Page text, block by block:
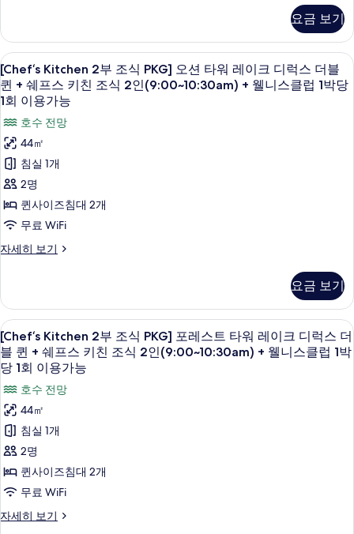
모
두
보
기
세
히
보
기
스
디
럭
스
블
퀸
(전
망
제
한)
사
모
두
보
기
타
워
비
지
니
스
디
럭
스
더
블
(전
망
한)
보
기
요금 보기
[Chef‘s
Kitchen
2
부
조
식
PKG]
오
션
타
워
이
크
디
럭
스
더
블
퀸
+
쉐
프
스
오리/거위털 이불, 미니바, 객실 내 금
6
[Chef‘s Kitchen 2부 조식 PKG] 오션 타워 레이크 디럭스 더블
퀸 + 쉐프스 키친 조식 2인(9:00~10:30am) + 웰니스클럽 1박당
1회 이용가능
호수 전망
44㎡
침실 1개
2명
퀸사이즈침대 2개
무료 WiFi
자세히 보기
[Chef‘s
조
식
PKG]
오
션
타
워
레
이
크
디
스
더
퀸
요금 보기
[Chef‘s
Kitchen
2
부
조
식
PKG]
포
레
스
트
5
[Chef‘s Kitchen 2부 조식 PKG] 포레스트 타워 레이크 디럭스 더
블 퀸 + 쉐프스 키친 조식 2인(9:00~10:30am) + 웰니스클럽 1박
당 1회 이용가능
호수 전망
44㎡
침실 1개
2명
퀸사이즈침대 2개
무료 WiFi
자세히 보기
[Chef‘s